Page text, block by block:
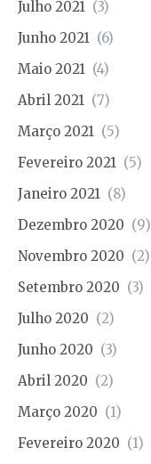
Julho 2021 (3)
Junho 2021 (6)
Maio 2021 (4)
Abril 2021 (7)
Março 2021 (5)
Fevereiro 2021 (5)
Janeiro 2021 (8)
Dezembro 2020 (9)
Novembro 2020 (2)
Setembro 2020 (3)
Julho 2020 (2)
Junho 2020 (3)
Abril 2020 (2)
Março 2020 (1)
Fevereiro 2020 (1)